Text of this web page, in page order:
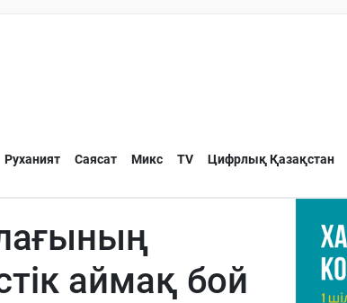
Руханият Саясат Микс TV Цифрлық Қазақстан
аймақ бой